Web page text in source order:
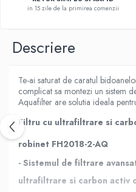
in 15 zile de la primirea comenzii
Descriere
Te-ai saturat de caratul
complicat sa montezi un sistem
Aquafilter are solutia ideala
Filtru cu ultrafiltrare si
robinet FH2018-2-AQ
- Sistemul de filtrare
ultrafiltrare si carbon activ